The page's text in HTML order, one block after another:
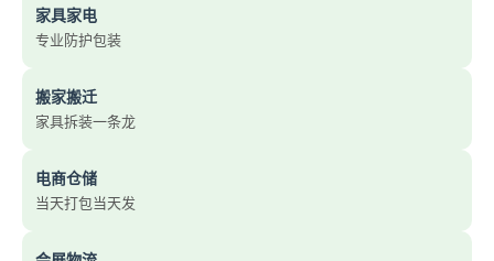
家具家电
专业防护包装
搬家搬迁
家具拆装一条龙
电商仓储
当天打包当天发